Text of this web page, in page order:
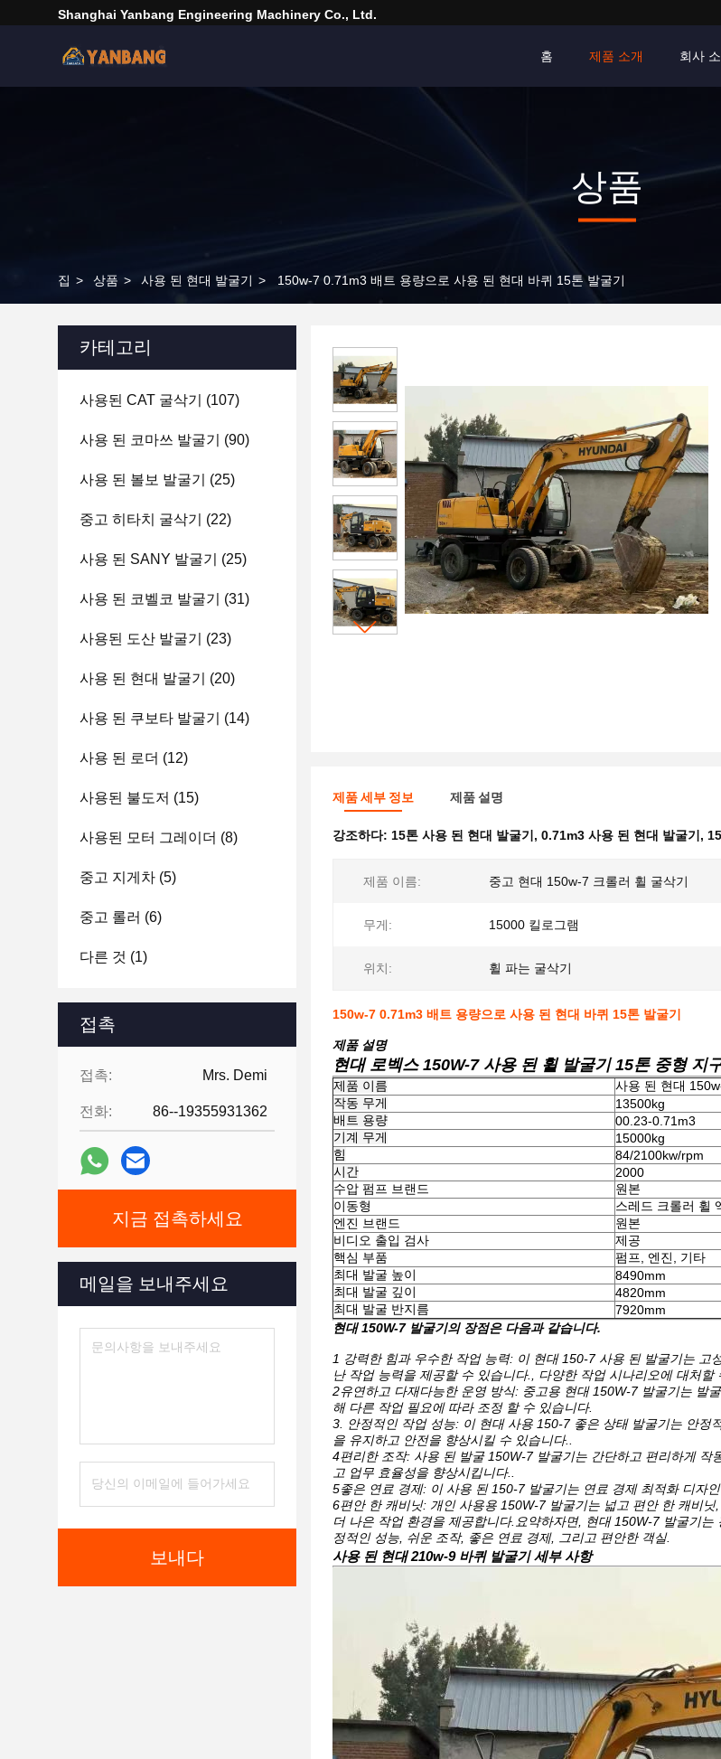
Shanghai Yanbang Engineering Machinery Co., Ltd.
홈 제품 소개 회사
상품
집 > 상품 > 사용 된 현대 발굴기 > 150w-7 0.71m3 배트 용량으로 사용 된 현대 바퀴 15톤 발굴기
카테고리
사용된 CAT 굴삭기 (107)
사용 된 코마쓰 발굴기 (90)
사용 된 볼보 발굴기 (25)
중고 히타치 굴삭기 (22)
사용 된 SANY 발굴기 (25)
사용 된 코벨코 발굴기 (31)
사용된 도산 발굴기 (23)
사용 된 현대 발굴기 (20)
사용 된 쿠보타 발굴기 (14)
사용 된 로더 (12)
사용된 불도저 (15)
사용된 모터 그레이더 (8)
중고 지게차 (5)
중고 롤러 (6)
다른 것 (1)
접촉
접촉: Mrs. Demi
전화: 86--19355931362
지금 접촉하세요
메일을 보내주세요
보내다
제품 세부 정보 제품 설명
강조하다: 15톤 사용 된 현대 발굴기 , 0.71m3 사용 된 현대 발굴기 ,
제품 이름: 중고 현대 150w-7 크롤러 휠 굴삭기
무게: 15000 킬로그램
위치: 휠 파는 굴삭기
150w-7 0.71m3 배트 용량으로 사용 된 현대 바퀴 15톤 발굴기
제품 설명
현대 로벡스 150W-7 사용 된 휠 발굴기 15톤 중형 지
제품 이름
사용 된 현대
작동 무게
13500kg
배트 용량
00.23-0.71m3
기계 무게
15000kg
힘
84/2100kw/rpm
시간
2000
수압 펌프 브랜드
원본
이동형
스레드 크롤러 휠
엔진 브랜드
원본
비디오 출입 검사
제공
핵심 부품
펌프, 엔진, 기타
최대 발굴 높이
8490mm
최대 발굴 깊이
4820mm
최대 발굴 반지름
7920mm
현대 150W-7 발굴기의 장점은 다음과 같습니다.
1 강력한 힘과 우수한 작업 능력: 이 현대 150-7 사용 된 발굴기는
난 작업 능력을 제공할 수 있습니다., 다양한 작업 시나리오에 대처할
2유연하고 다재다능한 운영 방식: 중고용 현대 150W-7 발굴기는 발
해 다른 작업 필요에 따라 조정 할 수 있습니다.
3. 안정적인 작업 성능: 이 현대 사용 150-7 좋은 상태 발굴기는 안
을 유지하고 안전을 향상시킬 수 있습니다..
4편리한 조작: 사용 된 발굴 150W-7 발굴기는 간단하고 편리하게
고 업무 효율성을 향상시킵니다..
5좋은 연료 경제: 이 사용 된 150-7 발굴기는 연료 경제 최적화 디자
6편안 한 캐비닛: 개인 사용용 150W-7 발굴기는 넓고 편안 한 캐비
더 나은 작업 환경을 제공합니다.요약하자면, 현대 150W-7 발굴기는
정적인 성능, 쉬운 조작, 좋은 연료 경제, 그리고 편안한 객실.
사용 된 현대 210w-9 바퀴 발굴기 세부 사항